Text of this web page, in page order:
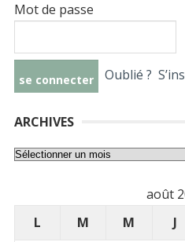
Mot de passe
Oublié ?
ARCHIVES
Archives
août
L
M M J